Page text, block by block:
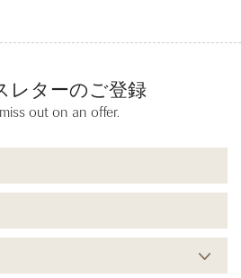
レターのご登録
out on an offer.